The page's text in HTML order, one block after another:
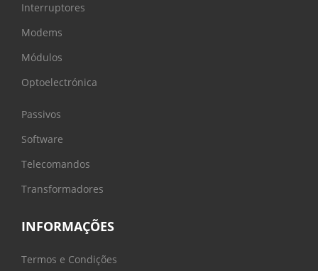
Interruptores
Modems
Módulos
Optoelectrónica
Passivos
Software
Telecomandos
Transformadores
INFORMAÇÕES
Termos e Condições